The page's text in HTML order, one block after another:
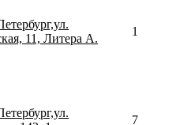
11, Литера А.